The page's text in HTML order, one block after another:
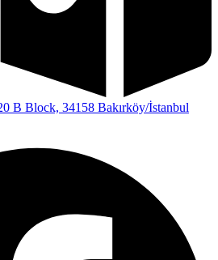
B Block, 34158 Bakırköy/İstanbul